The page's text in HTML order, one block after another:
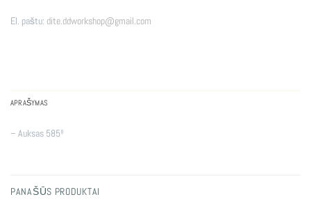
El. paštu: dite.ddworkshop@gmail.com
APRAŠYMAS
– Auksas 585º
PANAŠŪS PRODUKTAI